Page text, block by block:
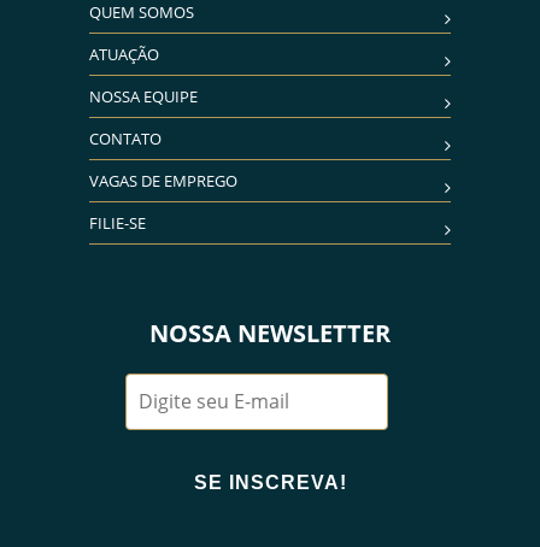
QUEM SOMOS
ATUAÇÃO
NOSSA EQUIPE
CONTATO
VAGAS DE EMPREGO
FILIE-SE
NOSSA NEWSLETTER